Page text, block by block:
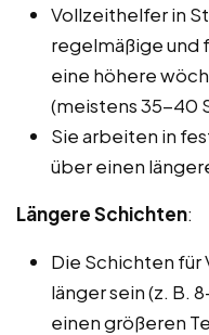
Vollzeithelfer in
regelmäßige
eine höhere
(meistens 35-40
Sie arbeiten in
über einen
Längere Schichten:
Die Schichten
länger sein (z. B.
einen größeren